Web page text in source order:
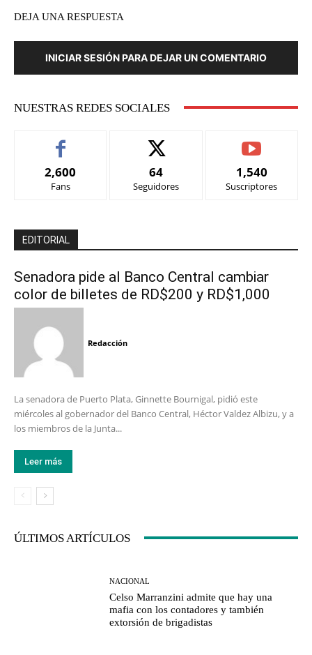
DEJA UNA RESPUESTA
INICIAR SESIÓN PARA DEJAR UN COMENTARIO
NUESTRAS REDES SOCIALES
2,600
Fans
64
Seguidores
1,540
Suscriptores
EDITORIAL
Senadora pide al Banco Central cambiar
color de billetes de RD$200 y RD$1,000
Redacción
La senadora de Puerto Plata, Ginnette Bournigal, pidió este
miércoles al gobernador del Banco Central, Héctor Valdez Albizu, y a
los miembros de la Junta...
Leer más
ÚLTIMOS ARTÍCULOS
NACIONAL
Celso Marranzini admite que hay una
mafia con los contadores y también
extorsión de brigadistas